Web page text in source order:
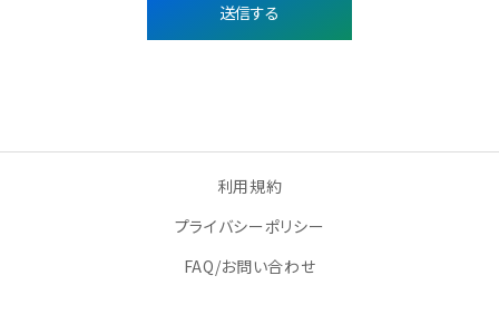
送信する
利用規約
プライバシーポリシー
FAQ/お問い合わせ